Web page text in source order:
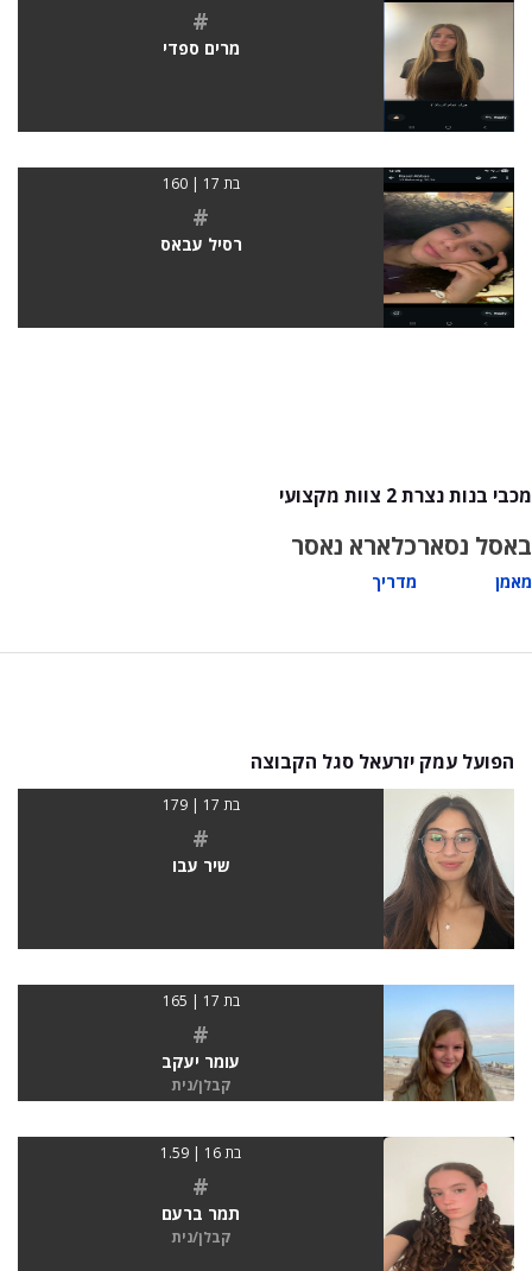
#
מרים ספדי
בת 17 | 160
#
רסיל עבאס
מכבי בנות נצרת 2 צוות מקצועי
באסל נסאר
מאמן
כלארא נאסר
מדריך
הפועל עמק יזרעאל סגל הקבוצה
בת 17 | 179
#
שיר עבו
בת 17 | 165
#
עומר יעקב
קבלן/נית
בת 16 | 1.59
#
תמר ברעם
קבלן/נית